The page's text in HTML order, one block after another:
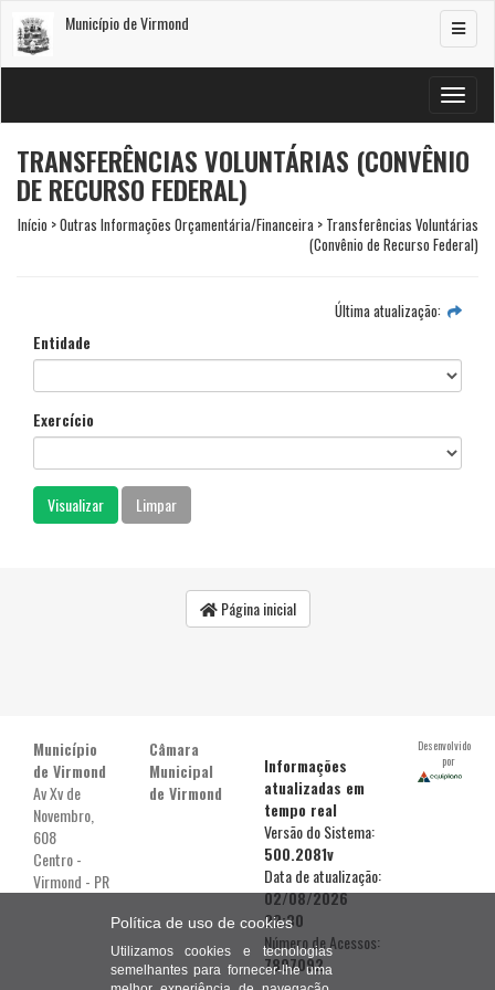
Alterar
Município de Virmond
Alterar
TRANSFERÊNCIAS VOLUNTÁRIAS (CONVÊNIO
DE RECURSO FEDERAL)
Início > Outras Informações Orçamentária/Financeira > Transferências Voluntárias
(Convênio de Recurso Federal)
Última atualização:
Entidade
Exercício
Página inicial
Política de uso de cookies
Utilizamos cookies e tecnologias
semelhantes para fornecer-lhe uma
Município
de Virmond
Av Xv de
Novembro,
608
Centro -
Virmond - PR
Câmara
Municipal
de Virmond
Informações
atualizadas em
tempo real
Versão do Sistema:
500.2081v
Data de atualização:
02/08/2026
22:30
Número de Acessos:
7807092
Desenvolvido
por